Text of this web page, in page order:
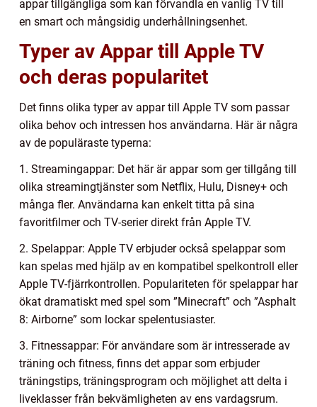
appar tillgängliga som kan förvandla en vanlig TV till
en smart och mångsidig underhållningsenhet.
Typer av Appar till Apple TV
och deras popularitet
Det finns olika typer av appar till Apple TV som passar
olika behov och intressen hos användarna. Här är några
av de populäraste typerna:
1. Streamingappar: Det här är appar som ger tillgång till
olika streamingtjänster som Netflix, Hulu, Disney+ och
många fler. Användarna kan enkelt titta på sina
favoritfilmer och TV-serier direkt från Apple TV.
2. Spelappar: Apple TV erbjuder också spelappar som
kan spelas med hjälp av en kompatibel spelkontroll eller
Apple TV-fjärrkontrollen. Populariteten för spelappar har
ökat dramatiskt med spel som ”Minecraft” och ”Asphalt
8: Airborne” som lockar spelentusiaster.
3. Fitnessappar: För användare som är intresserade av
träning och fitness, finns det appar som erbjuder
träningstips, träningsprogram och möjlighet att delta i
liveklasser från bekvämligheten av ens vardagsrum.